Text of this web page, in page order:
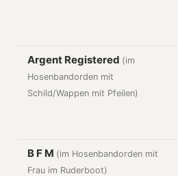
Argent Registered (im
Hosenbandorden mit
Schild/Wappen mit Pfeilen)
B F M (im Hosenbandorden mit
Frau im Ruderboot)